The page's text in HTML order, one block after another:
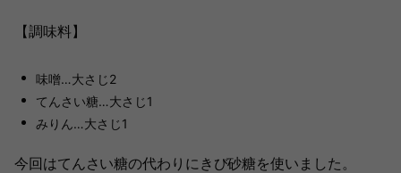
【調味料】
味噌…大さじ2
てんさい糖…大さじ1
みりん…大さじ1
今回はてんさい糖の代わりにきび砂糖を使いました。